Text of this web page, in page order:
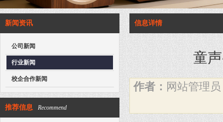
新闻资讯
公司新闻
行业新闻
校企合作新闻
推荐信息 Recommend
信息详情
童
作者： 网站管理